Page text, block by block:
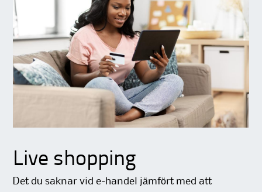
Live shopping
Det du saknar vid e-handel jämfört med att